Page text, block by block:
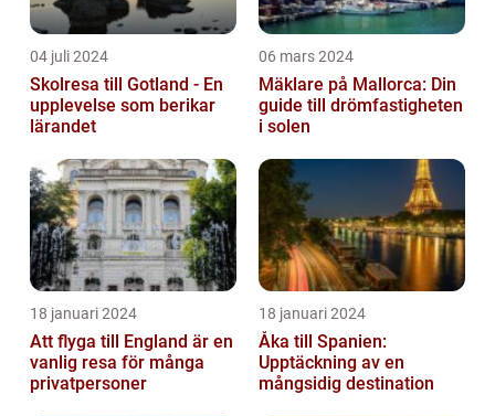
04 juli 2024
Skolresa till Gotland - En
upplevelse som berikar
lärandet
06 mars 2024
Mäklare på Mallorca: Din
guide till drömfastigheten
i solen
18 januari 2024
Att flyga till England är en
vanlig resa för många
privatpersoner
18 januari 2024
Åka till Spanien:
Upptäckning av en
mångsidig destination